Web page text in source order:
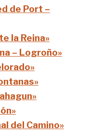
de Port –
la Reina»
– Logroño»
del Camino»